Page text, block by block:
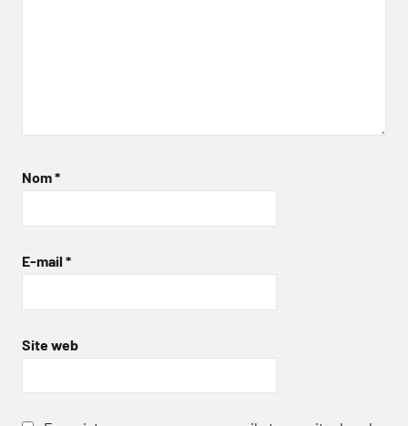
Nom*
E-mail *
Site web